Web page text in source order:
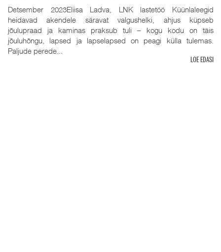
Detsember 2023Eliisa Ladva, LNK lastetöö Küünlaleegid
heidavad akendele säravat valgushelki, ahjus küpseb
jõulupraad ja kaminas praksub tuli – kogu kodu on täis
jõuluhõngu, lapsed ja lapselapsed on peagi külla tulemas.
Paljude perede...
LOE EDASI